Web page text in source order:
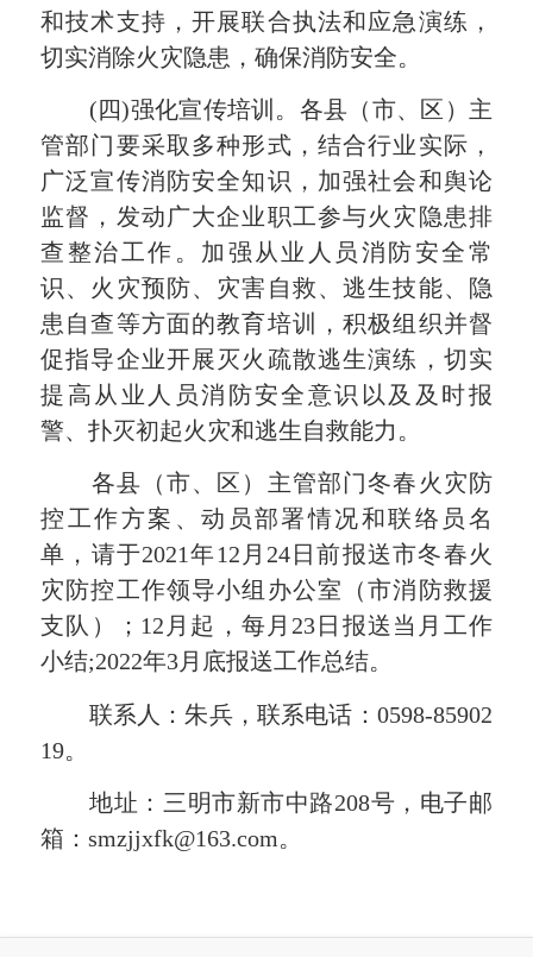
和技术支持，开展联合执法和应急演练，
切实消除火灾隐患，确保消防安全。
(四)强化宣传培训。 各县（市、区）主
管部门要采取多种形式，结合行业实际，
广泛宣传消防安全知识，加强社会和舆论
监督，发动广大企业职工参与火灾隐患排
查整治工作。加强从业人员消防安全常
识、火灾预防、灾害自救、逃生技能、隐
患自查等方面的教育培训，积极组织并督
促指导企业开展灭火疏散逃生演练，切实
提高从业人员消防安全意识以及及时报
警、扑灭初起火灾和逃生自救能力。
各县（市、区）主管部门冬春火灾防
控工作方案、动员部署情况和联络员名
单，请于2021年12月24日前报送市冬春火
灾防控工作领导小组办公室（市消防救援
支队）；12月起，每月23日报送当月工作
小结;2022年3月底报送工作总结。
联系人：朱兵，联系电话：0598-85902
19。
地址：三明市新市中路208号，电子邮
箱：smzjjxfk@163.com。